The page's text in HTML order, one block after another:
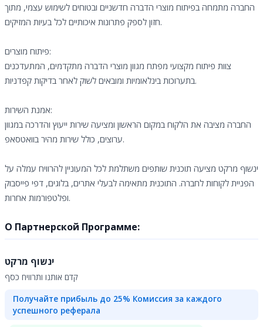
החברה מתמחה בפיתוח מוצרי הדברה חדשניים ובטוחים לשימוש עצמי, מתוך
חזון לספק פתרונות איכותיים לכל בעיות המזיקים.
פיתוח מוצרים:
צוות פיתוח מקצועי מפתח מגוון מוצרי הדברה מתקדמים, המתעדכנים
בתערוכות בינלאומיות ומובאים לשוק לאחר בדיקות קפדניות.
אמנת השירות:
החברה מציבה את הלקוח במקום הראשון ומציעה שירות ייעוץ והדרכה במגוון
ערוצים, כולל שירות מהיר בוואטסאפ.
ינשוף מרקט מציעה תוכנית שותפים משתלמת לכל המעוניין להרוויח עמלה על
הפניית לקוחות לחברה. התוכנית מתאימה לבעלי אתרים, בלוגים, דפי פייסבוק
ופלטפורמות אחרות.
О Партнерской Программе:
ינשוף מרקט
קדם אותנו ותרוויח כסף
Получайте прибыль до 25% Комиссия за каждого
успешного реферала